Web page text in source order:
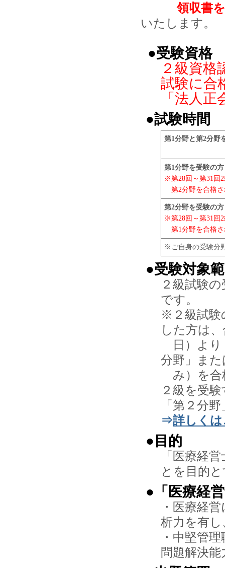
領収書をダ
いたします。
●受験資格
２級資格
試験に合
「法人
●試験時間
第1分野と第2分野
第1分野を受験の方
※第28回～第31回
第2分野を合格さ
第2分野を受験の方
※第28回～第31回
第1分野を合格さ
※ご自身の受験分
●受験対象
２級試験
です。
※２級試験
した方は
日）より
分野」ま
み）を合
２級を受
「第２分
⇒詳しく
●目的
「医療経
とを目的
●「医療経
・医療経
析力を有
・中堅管
問題解決